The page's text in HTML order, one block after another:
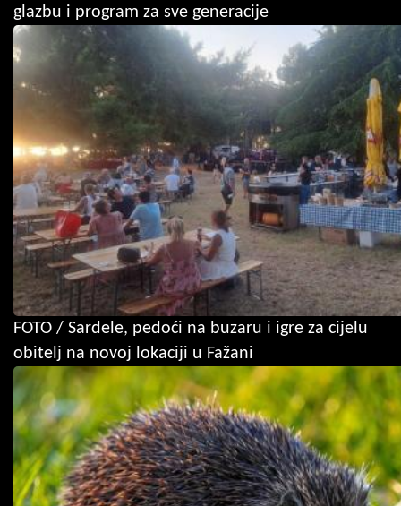
glazbu i program za sve generacije
FOTO / Sardele, pedoći na buzaru i igre za cijelu
obitelj na novoj lokaciji u Fažani